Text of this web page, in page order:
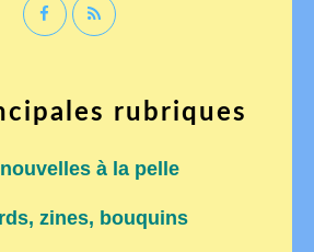
rubriques
à la pelle
zines, bouquins